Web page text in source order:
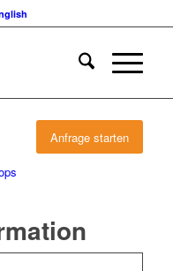
Anfrage starten